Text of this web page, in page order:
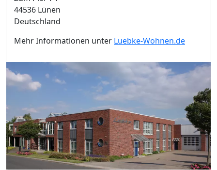
44536 Lünen
Deutschland
Mehr Informationen unter Luebke-Wohnen.de